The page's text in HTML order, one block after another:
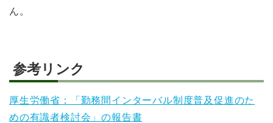
ん。
参考リンク
厚生労働省：「勤務間インターバル制度普及促進のた
めの有識者検討会」の報告書